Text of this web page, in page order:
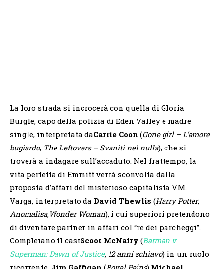
La loro strada si incrocerà con quella di Gloria
Burgle, capo della polizia di Eden Valley e madre
single, interpretata daCarrie Coon (Gone girl – L’amore
bugiardo, The Leftovers – Svaniti nel nulla), che si
troverà a indagare sull’accaduto. Nel frattempo, la
vita perfetta di Emmitt verrà sconvolta dalla
proposta d’affari del misterioso capitalista V.M.
Varga, interpretato da David Thewlis (Harry Potter,
Anomalisa,Wonder Woman), i cui superiori pretendono
di diventare partner in affari col “re dei parcheggi”.
Completano il castScoot McNairy (Batman v
Superman: Dawn of Justice, 12 anni schiavo) in un ruolo
ricorrente, Jim Gaffigan (Royal Pains), Michael